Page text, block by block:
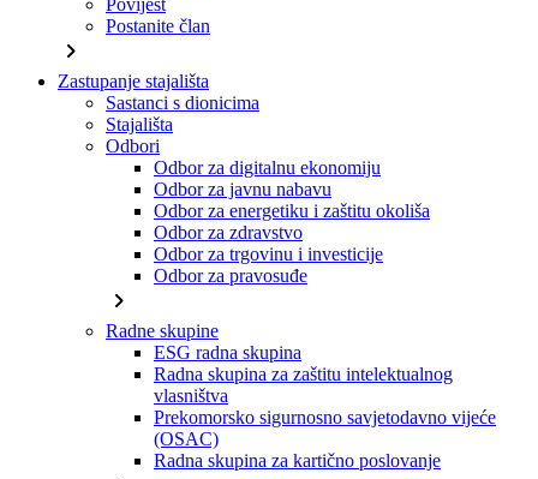
Postanite član
chevron_right
Zastupanje stajališta
Sastanci s dionicima
Stajališta
Odbori
Odbor za digitalnu ekonomiju
Odbor za javnu nabavu
Odbor za energetiku i zaštitu okoliša
Odbor za zdravstvo
Odbor za trgovinu i investicije
Odbor za pravosuđe
chevron_right
Radne skupine
ESG radna skupina
Radna skupina za zaštitu intelektualnog
vlasništva
Prekomorsko sigurnosno savjetodavno vijeće
(OSAC)
Radna skupina za kartično poslovanje